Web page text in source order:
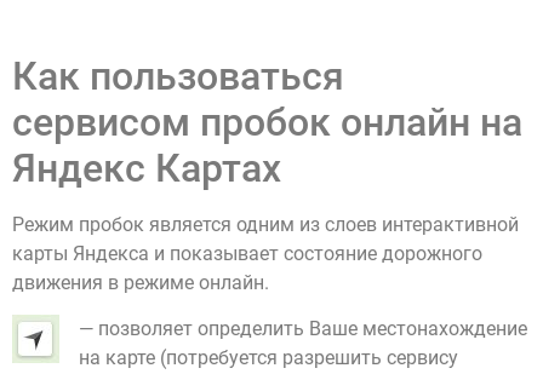
Как пользоваться
сервисом пробок онлайн на
Яндекс Картах
Режим пробок является одним из слоев интерактивной
карты Яндекса и показывает состояние дорожного
движения в режиме онлайн.
— позволяет определить Ваше местонахождение
на карте (потребуется разрешить сервису